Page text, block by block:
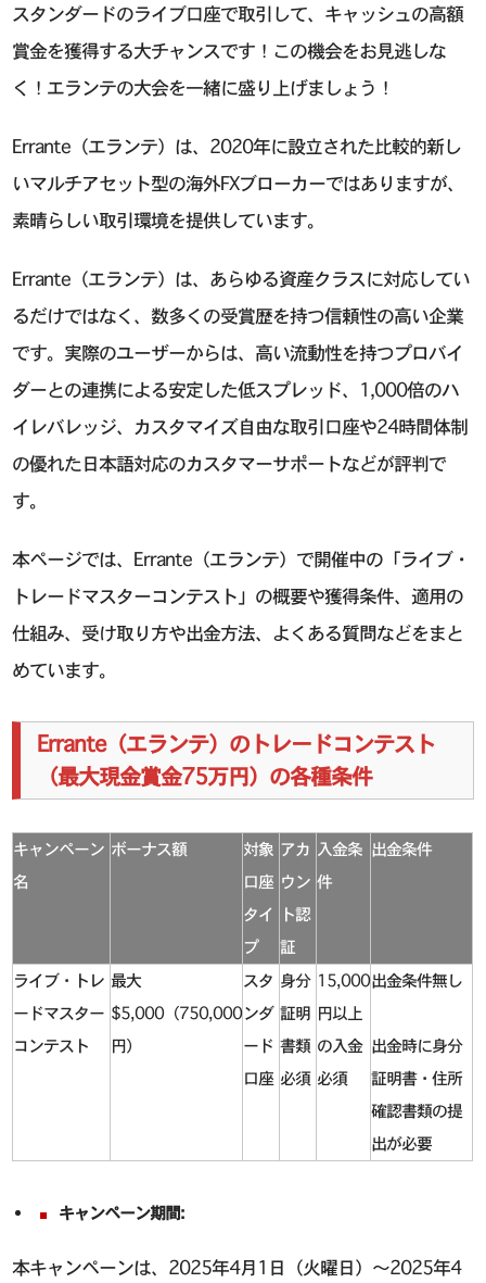
スタンダードのライブ口座で取引して、キャッシュの高額
賞金を獲得する大チャンスです！この機会をお見逃しな
く！エランテの大会を一緒に盛り上げましょう！
Errante（エランテ）は、2020年に設立された比較的新し
いマルチアセット型の海外FXブローカーではありますが、
素晴らしい取引環境を提供しています。
Errante（エランテ）は、あらゆる資産クラスに対応してい
るだけではなく、数多くの受賞歴を持つ信頼性の高い企業
です。実際のユーザーからは、高い流動性を持つプロバイ
ダーとの連携による安定した低スプレッド、1,000倍のハ
イレバレッジ、カスタマイズ自由な取引口座や24時間体制
の優れた日本語対応のカスタマーサポートなどが評判で
す。
本ページでは、Errante（エランテ）で開催中の「ライブ・
トレードマスターコンテスト」の概要や獲得条件、適用の
仕組み、受け取り方や出金方法、よくある質問などをまと
めています。
Errante（エランテ）のトレードコンテスト
（最大現金賞金75万円）の各種条件
キャンペーン
名
ボーナス額
対象
口座
タイ
プ
アカ
ウン
ト認
証
入金条
件
出金条件
ライブ・トレ
ードマスター
コンテスト
最大
$5,000（750,000
円）
スタ
ンダ
ード
口座
身分
証明
書類
必須
15,000
円以上
の入金
必須
出金条件無し
出金時に身分
証明書・住所
確認書類の提
出が必要
キャンペーン期間:
本キャンペーンは、2025年4月1日（火曜日）～2025年4